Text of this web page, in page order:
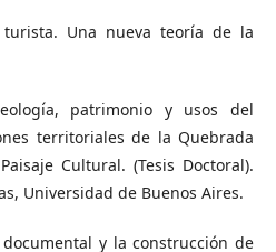
turista. Una nueva teoría de la
patrimonio y usos del
territoriales de la Quebrada
Cultural. (Tesis Doctoral).
Universidad de Buenos Aires.
y la construcción de